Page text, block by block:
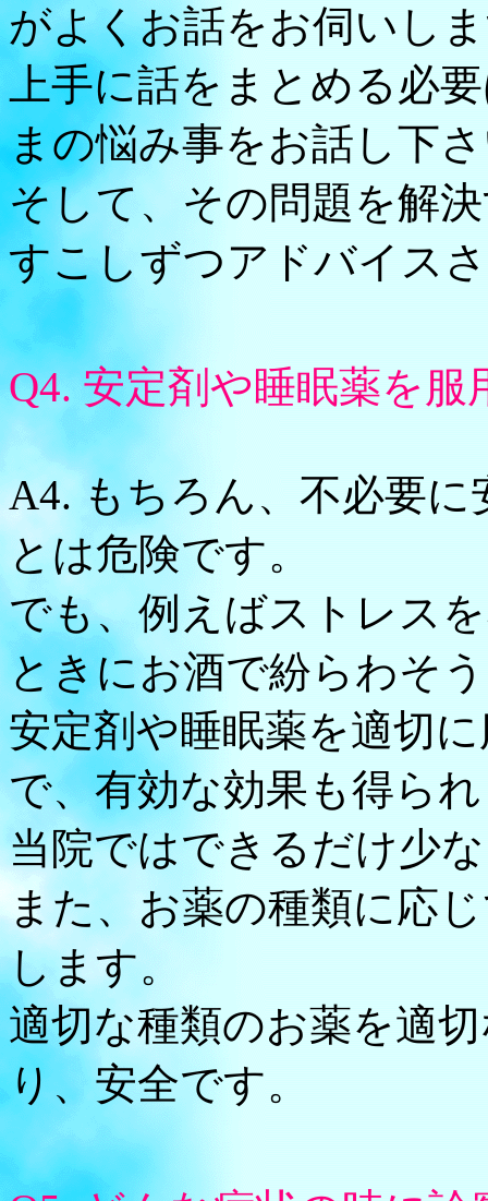
がよくお話をお伺いし
上手に話をまとめる必
まの悩み事をお話し下
そして、その問題を解
すこしずつアドバイス
Q4. 安定剤や睡眠薬を
A4. もちろん、不必要
とは危険です。
でも、例えばストレス
ときにお酒で紛らわそ
安定剤や睡眠薬を適切
で、有効な効果も得ら
当院ではできるだけ少
また、お薬の種類に応
します。
適切な種類のお薬を適
り、安全です。